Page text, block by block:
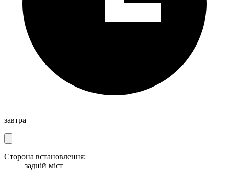
завтра
Сторона встановлення:
задній міст